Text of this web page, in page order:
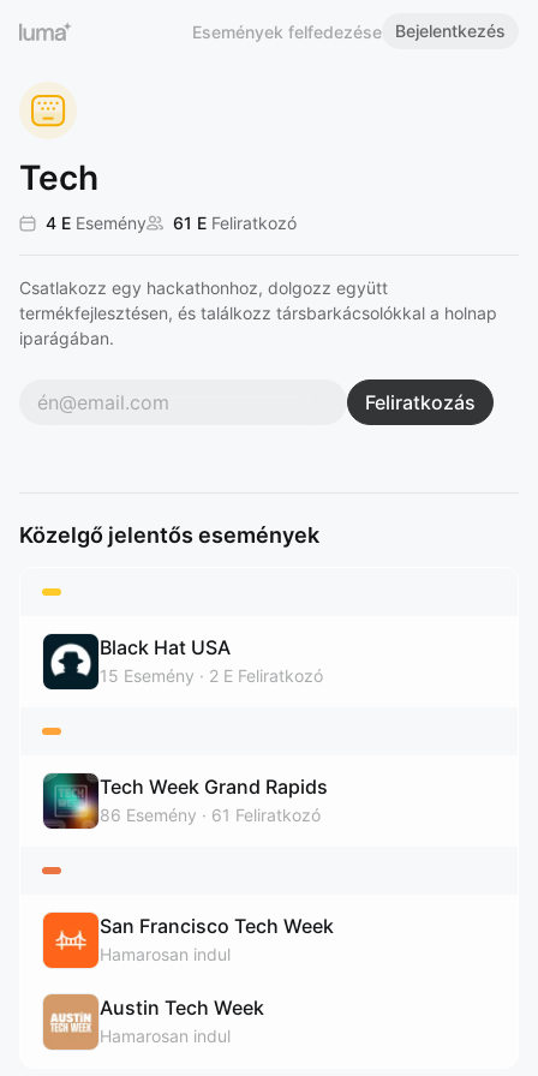
Események felfedezése Bejelentkezés
Tech
4 E Esemény 61 E Feliratkozó
Csatlakozz egy hackathonhoz, dolgozz együtt
termékfejlesztésen, és találkozz társbarkácsolókkal a holnap
iparágában.
Feliratkozás
Közelgő jelentős események
Black Hat USA
15 Esemény 2 E Feliratkozó
Tech Week Grand Rapids
86 Esemény 61 Feliratkozó
San Francisco Tech Week
Hamarosan indul
Austin Tech Week
Hamarosan indul